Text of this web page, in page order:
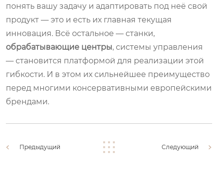
понять вашу задачу и адаптировать под неё свой
продукт — это и есть их главная текущая
инновация. Всё остальное — станки,
обрабатывающие центры, системы управления
— становится платформой для реализации этой
гибкости. И в этом их сильнейшее преимущество
перед многими консервативными европейскими
брендами.
Предыдущий Следующий